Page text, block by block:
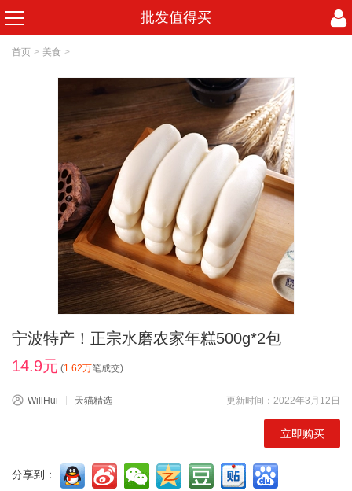
批发值得买
首页 > 美食 >
宁波特产！正宗水磨农家年糕500g*2包
14.9元 (1.62万笔成交)
WillHui 天猫精选 更新时间：2022年3月12日
立即购买
分享到：